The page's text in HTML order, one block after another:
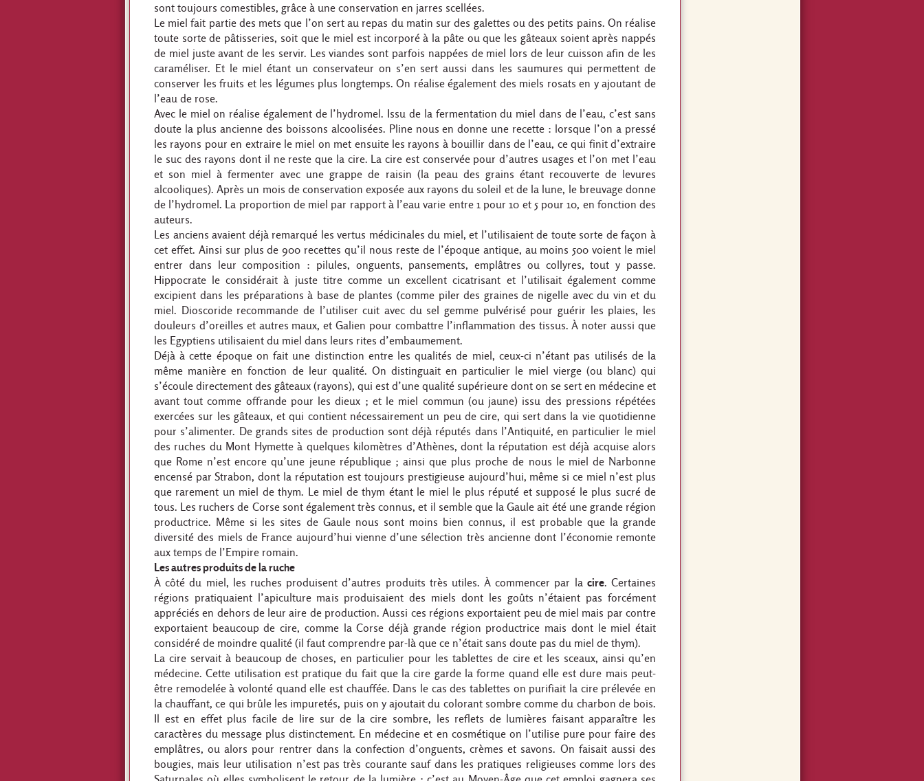
sont toujours comestibles, grâce à une conservation en jarres scellées.
Le miel fait partie des mets que l’on sert au repas du matin sur des galettes ou des petits pains. On réalise
toute sorte de pâtisseries, soit que le miel est incorporé à la pâte ou que les gâteaux soient après nappés
de miel juste avant de les servir. Les viandes sont parfois nappées de miel lors de leur cuisson afin de les
caraméliser. Et le miel étant un conservateur on s’en sert aussi dans les saumures qui permettent de
conserver les fruits et les légumes plus longtemps. On réalise également des miels rosats en y ajoutant de
l’eau de rose.
Avec le miel on réalise également de l’hydromel. Issu de la fermentation du miel dans de l’eau, c’est sans
doute la plus ancienne des boissons alcoolisées. Pline nous en donne une recette : lorsque l’on a pressé
les rayons pour en extraire le miel on met ensuite les rayons à bouillir dans de l’eau, ce qui finit d’extraire
le suc des rayons dont il ne reste que la cire. La cire est conservée pour d’autres usages et l’on met l’eau
et son miel à fermenter avec une grappe de raisin (la peau des grains étant recouverte de levures
alcooliques). Après un mois de conservation exposée aux rayons du soleil et de la lune, le breuvage donne
de l’hydromel. La proportion de miel par rapport à l’eau varie entre 1 pour 10 et 5 pour 10, en fonction des
auteurs.
Les anciens avaient déjà remarqué les vertus médicinales du miel, et l’utilisaient de toute sorte de façon à
cet effet. Ainsi sur plus de 900 recettes qu’il nous reste de l’époque antique, au moins 500 voient le miel
entrer dans leur composition : pilules, onguents, pansements, emplâtres ou collyres, tout y passe.
Hippocrate le considérait à juste titre comme un excellent cicatrisant et l’utilisait également comme
excipient dans les préparations à base de plantes (comme piler des graines de nigelle avec du vin et du
miel. Dioscoride recommande de l’utiliser cuit avec du sel gemme pulvérisé pour guérir les plaies, les
douleurs d’oreilles et autres maux, et Galien pour combattre l’inflammation des tissus. À noter aussi que
les Egyptiens utilisaient du miel dans leurs rites d’embaumement.
Déjà à cette époque on fait une distinction entre les qualités de miel, ceux-ci n’étant pas utilisés de la
même manière en fonction de leur qualité. On distinguait en particulier le miel vierge (ou blanc) qui
s’écoule directement des gâteaux (rayons), qui est d’une qualité supérieure dont on se sert en médecine et
avant tout comme offrande pour les dieux ; et le miel commun (ou jaune) issu des pressions répétées
exercées sur les gâteaux, et qui contient nécessairement un peu de cire, qui sert dans la vie quotidienne
pour s’alimenter. De grands sites de production sont déjà réputés dans l’Antiquité, en particulier le miel
des ruches du Mont Hymette à quelques kilomètres d’Athènes, dont la réputation est déjà acquise alors
que Rome n’est encore qu’une jeune république ; ainsi que plus proche de nous le miel de Narbonne
encensé par Strabon, dont la réputation est toujours prestigieuse aujourd’hui, même si ce miel n’est plus
que rarement un miel de thym. Le miel de thym étant le miel le plus réputé et supposé le plus sucré de
tous. Les ruchers de Corse sont également très connus, et il semble que la Gaule ait été une grande région
productrice. Même si les sites de Gaule nous sont moins bien connus, il est probable que la grande
diversité des miels de France aujourd’hui vienne d’une sélection très ancienne dont l’économie remonte
aux temps de l’Empire romain.
Les autres produits de la ruche
À côté du miel, les ruches produisent d’autres produits très utiles. À commencer par la cire. Certaines
régions pratiquaient l’apiculture mais produisaient des miels dont les goûts n’étaient pas forcément
appréciés en dehors de leur aire de production. Aussi ces régions exportaient peu de miel mais par contre
exportaient beaucoup de cire, comme la Corse déjà grande région productrice mais dont le miel était
considéré de moindre qualité (il faut comprendre par-là que ce n’était sans doute pas du miel de thym).
La cire servait à beaucoup de choses, en particulier pour les tablettes de cire et les sceaux, ainsi qu’en
médecine. Cette utilisation est pratique du fait que la cire garde la forme quand elle est dure mais peut-
être remodelée à volonté quand elle est chauffée. Dans le cas des tablettes on purifiait la cire prélevée en
la chauffant, ce qui brûle les impuretés, puis on y ajoutait du colorant sombre comme du charbon de bois.
Il est en effet plus facile de lire sur de la cire sombre, les reflets de lumières faisant apparaître les
caractères du message plus distinctement. En médecine et en cosmétique on l’utilise pure pour faire des
emplâtres, ou alors pour rentrer dans la confection d’onguents, crèmes et savons. On faisait aussi des
bougies, mais leur utilisation n’est pas très courante sauf dans les pratiques religieuses comme lors des